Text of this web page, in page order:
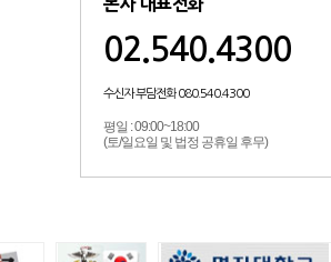
02.540.4300
수신자 부담전화 080.540.4300
평일 : 09:00~18:00
(토/일요일 및 법정 공휴일 후무)